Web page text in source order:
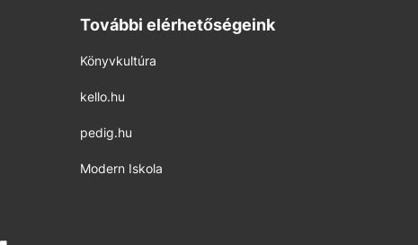
További elérhetőségeink
Könyvkultúra
kello.hu
pedig.hu
Modern Iskola